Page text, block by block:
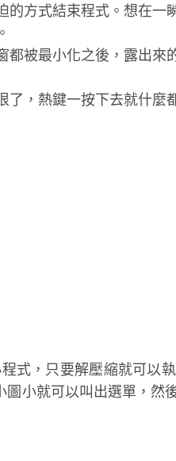
的方式結束程式。想在一
都被最小化之後，露出來
了，熱鍵一按下去就什麼
式，只要解壓縮就可以
圖小就可以叫出選單，